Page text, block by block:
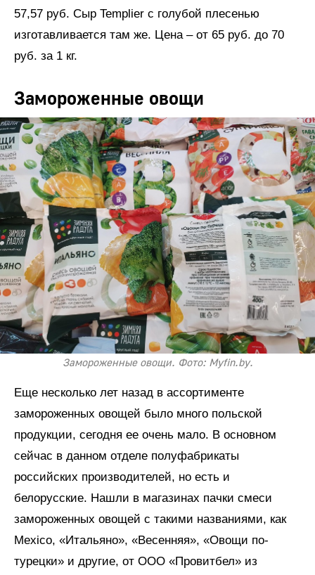
57,57 руб. Сыр Templier с голубой плесенью
изготавливается там же. Цена – от 65 руб. до 70
руб. за 1 кг.
Замороженные овощи
Замороженные овощи. Фото: Myfin.by.
Еще несколько лет назад в ассортименте
замороженных овощей было много польской
продукции, сегодня ее очень мало. В основном
сейчас в данном отделе полуфабрикаты
российских производителей, но есть и
белорусские. Нашли в магазинах пачки смеси
замороженных овощей с такими названиями, как
Mexico, «Итальяно», «Весенняя», «Овощи по-
турецки» и другие, от ООО «Провитбел» из